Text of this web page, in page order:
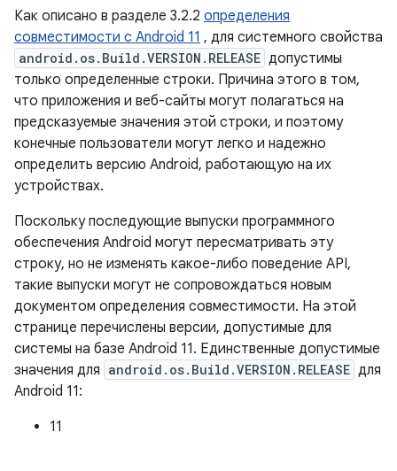
Как описано в разделе 3.2.2 определения
совместимости с Android 11 , для системного свойства
android.os.Build.VERSION.RELEASE допустимы
только определенные строки. Причина этого в том,
что приложения и веб-сайты могут полагаться на
предсказуемые значения этой строки, и поэтому
конечные пользователи могут легко и надежно
определить версию Android, работающую на их
устройствах.
Поскольку последующие выпуски программного
обеспечения Android могут пересматривать эту
строку, но не изменять какое-либо поведение API,
такие выпуски могут не сопровождаться новым
документом определения совместимости. На этой
странице перечислены версии, допустимые для
системы на базе Android 11. Единственные допустимые
значения для android.os.Build.VERSION.RELEASE для
Android 11:
11